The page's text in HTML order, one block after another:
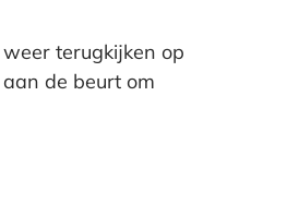
terugkijken op
de beurt om